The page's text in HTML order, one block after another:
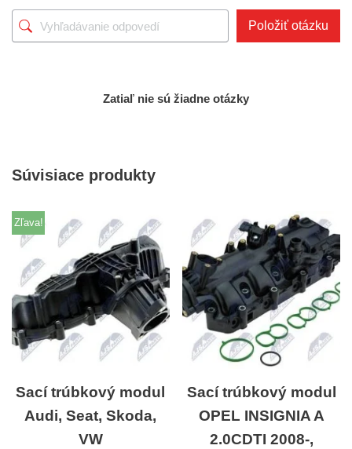
Položiť otázku
Zatiaľ nie sú žiadne otázky
Súvisiace produkty
Zľava!
Sací trúbkový modul
Audi, Seat, Skoda,
VW
Sací trúbkový modul
OPEL INSIGNIA A
2.0CDTI 2008-,